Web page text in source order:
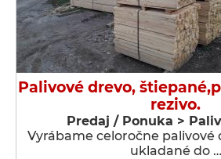
Palivové drevo,
rezivo.
Predaj / Ponuka >
Vyrábame celoročne palivové
ukladané do …